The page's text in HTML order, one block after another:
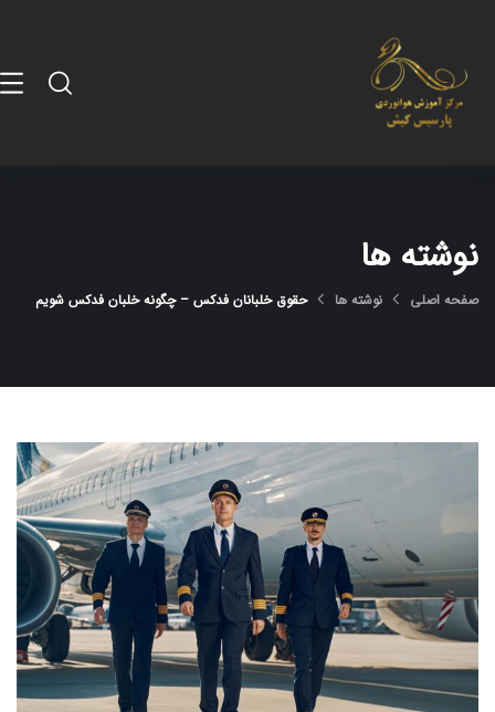
نوشته ها
صفحه اصلی نوشته ها حقوق خلبانان فدکس – چگونه خلبان فدکس شویم